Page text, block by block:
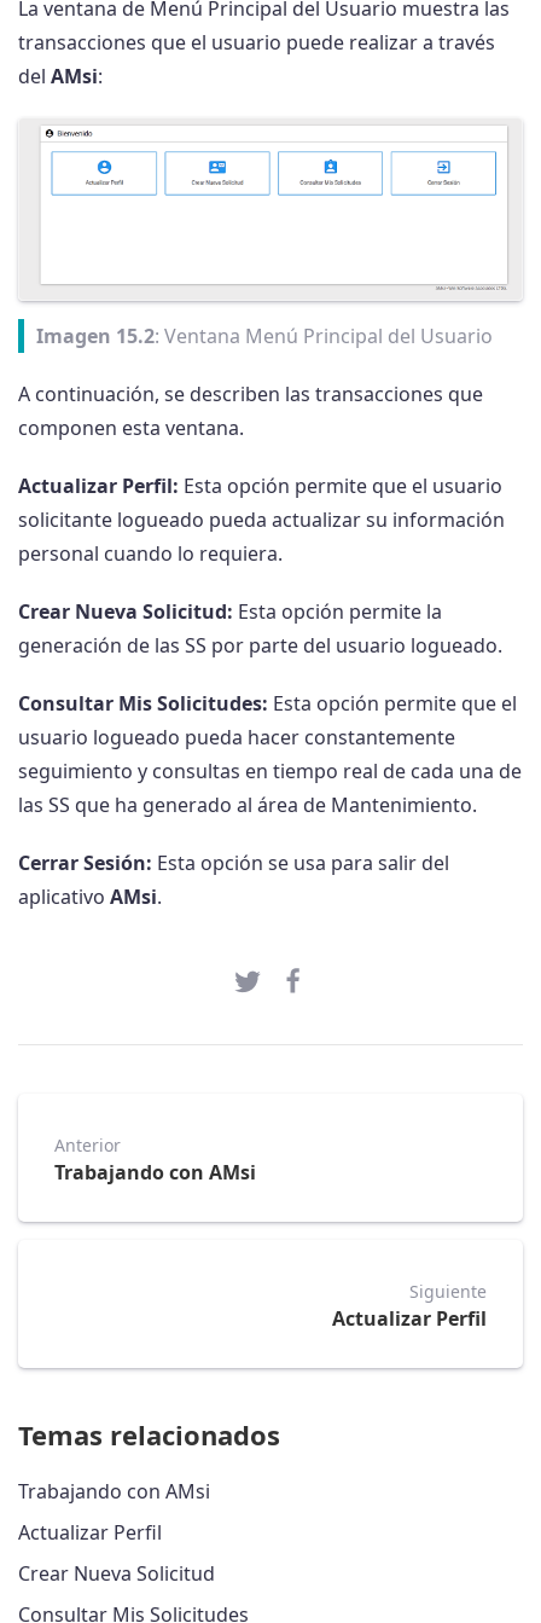
La ventana de Menú Principal del Usuario muestra las
transacciones que el usuario puede realizar a través
del AMsi:
Imagen 15.2: Ventana Menú Principal del Usuario
A continuación, se describen las transacciones que
componen esta ventana.
Actualizar Perfil: Esta opción permite que el usuario
solicitante logueado pueda actualizar su información
personal cuando lo requiera.
Crear Nueva Solicitud: Esta opción permite la
generación de las SS por parte del usuario logueado.
Consultar Mis Solicitudes: Esta opción permite que el
usuario logueado pueda hacer constantemente
seguimiento y consultas en tiempo real de cada una de
las SS que ha generado al área de Mantenimiento.
Cerrar Sesión: Esta opción se usa para salir del
aplicativo AMsi.
Anterior
Trabajando con AMsi
Siguiente
Actualizar Perfil
Temas relacionados
Trabajando con AMsi
Actualizar Perfil
Crear Nueva Solicitud
Consultar Mis Solicitudes